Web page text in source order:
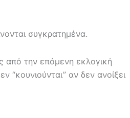
συγκρατημένα.
από την επόμενη εκλογική
αν δεν ανοίξει